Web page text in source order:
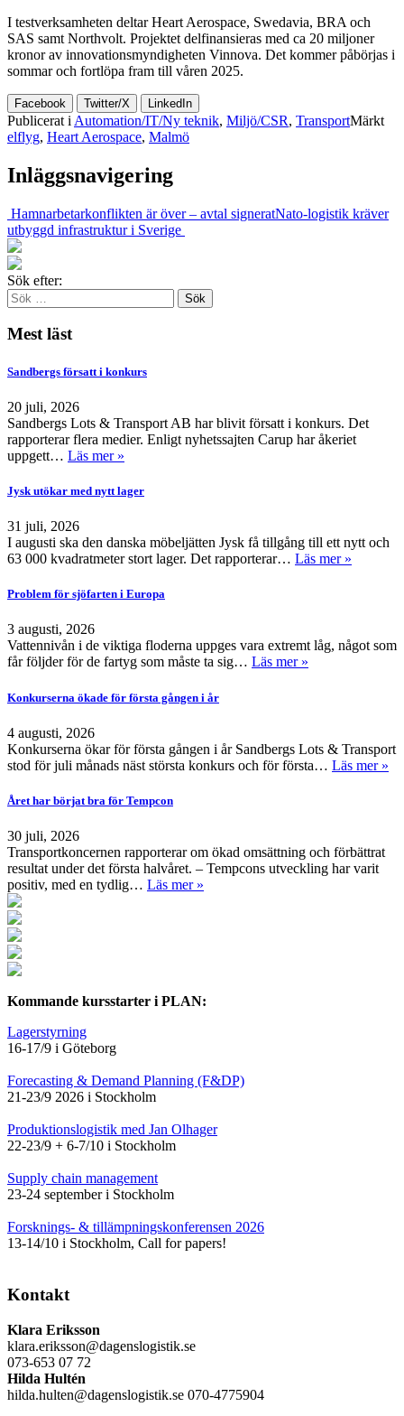
I testverksamheten deltar Heart Aerospace, Swedavia, BRA och
SAS samt Northvolt. Projektet delfinansieras med ca 20 miljoner
kronor av innovationsmyndigheten Vinnova. Det kommer påbörjas i
sommar och fortlöpa fram till våren 2025.
Facebook Twitter/X LinkedIn
Publicerat i Automation/IT/Ny teknik, Miljö/CSR, TransportMärkt
elflyg, Heart Aerospace, Malmö
Inläggsnavigering
Hamnarbetarkonflikten är över – avtal signeratNato-logistik kräver
utbyggd infrastruktur i Sverige
Sök efter:
Mest läst
Sandbergs försatt i konkurs
20 juli, 2026
Sandbergs Lots & Transport AB har blivit försatt i konkurs. Det
rapporterar flera medier. Enligt nyhetssajten Carup har åkeriet
uppgett… Läs mer »
Jysk utökar med nytt lager
31 juli, 2026
I augusti ska den danska möbeljätten Jysk få tillgång till ett nytt och
63 000 kvadratmeter stort lager. Det rapporterar… Läs mer »
Problem för sjöfarten i Europa
3 augusti, 2026
Vattennivån i de viktiga floderna uppges vara extremt låg, något som
får följder för de fartyg som måste ta sig… Läs mer »
Konkurserna ökade för första gången i år
4 augusti, 2026
Konkurserna ökar för första gången i år Sandbergs Lots & Transport
stod för juli månads näst största konkurs och för första… Läs mer »
Året har börjat bra för Tempcon
30 juli, 2026
Transportkoncernen rapporterar om ökad omsättning och förbättrat
resultat under det första halvåret. – Tempcons utveckling har varit
positiv, med en tydlig… Läs mer »
Kommande kursstarter i PLAN:
Lagerstyrning
16-17/9 i Göteborg
Forecasting & Demand Planning (F&DP)
21-23/9 2026 i Stockholm
Produktionslogistik med Jan Olhager
22-23/9 + 6-7/10 i Stockholm
Supply chain management
23-24 september i Stockholm
Forsknings- & tillämpningskonferensen 2026
13-14/10 i Stockholm, Call for papers!
Kontakt
Klara Eriksson
klara.eriksson@dagenslogistik.se
073-653 07 72
Hilda Hultén
hilda.hulten@dagenslogistik.se 070-4775904